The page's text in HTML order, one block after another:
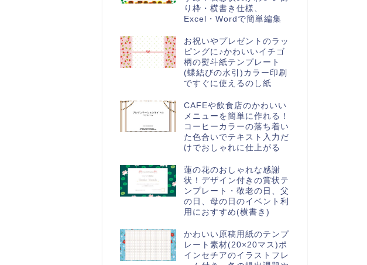
り枠・横書き仕様、
Excel・Wordで簡単編集
お祝いやプレゼントのラッ
ピングに♪かわいいイチゴ
柄の熨斗紙テンプレート
(蝶結びの水引)カラー印刷
ですぐに使えるのし紙
CAFEや飲食店のかわいい
メニューを簡単に作れる！
コーヒーカラーの落ち着い
た色合いでテキスト入力だ
けでおしゃれに仕上がる
蓮の花のおしゃれな感謝
状！デザイン付きの賞状テ
ンプレート・敬老の日、父
の日、母の日のイベント利
用におすすめ(横書き)
かわいい原稿用紙のテンプ
レート素材(20×20マス)ポ
インセチアのイラストフレ